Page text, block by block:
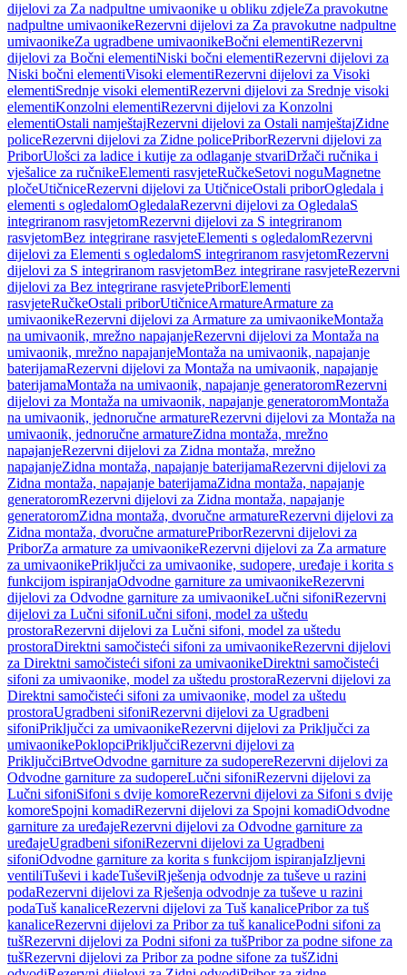
dijelovi za Za nadpultne umivaonike u obliku zdjeleZa pravokutne
nadpultne umivaonikeRezervni dijelovi za Za pravokutne nadpultne
umivaonikeZa ugradbene umivaonikeBočni elementiRezervni
dijelovi za Bočni elementiNiski bočni elementiRezervni dijelovi za
Niski bočni elementiVisoki elementiRezervni dijelovi za Visoki
elementiSrednje visoki elementiRezervni dijelovi za Srednje visoki
elementiKonzolni elementiRezervni dijelovi za Konzolni
elementiOstali namještajRezervni dijelovi za Ostali namještajZidne
policeRezervni dijelovi za Zidne policePriborRezervni dijelovi za
PriborUlošci za ladice i kutije za odlaganje stvariDržači ručnika i
vješalice za ručnikeElementi rasvjeteRučkeSetovi noguMagnetne
pločeUtičniceRezervni dijelovi za UtičniceOstali priborOgledala i
elementi s ogledalomOgledalaRezervni dijelovi za OgledalaS
integriranom rasvjetomRezervni dijelovi za S integriranom
rasvjetomBez integrirane rasvjeteElementi s ogledalomRezervni
dijelovi za Elementi s ogledalomS integriranom rasvjetomRezervni
dijelovi za S integriranom rasvjetomBez integrirane rasvjeteRezervni
dijelovi za Bez integrirane rasvjetePriborElementi
rasvjeteRučkeOstali priborUtičniceArmatureArmature za
umivaonikeRezervni dijelovi za Armature za umivaonikeMontaža
na umivaonik, mrežno napajanjeRezervni dijelovi za Montaža na
umivaonik, mrežno napajanjeMontaža na umivaonik, napajanje
baterijamaRezervni dijelovi za Montaža na umivaonik, napajanje
baterijamaMontaža na umivaonik, napajanje generatoromRezervni
dijelovi za Montaža na umivaonik, napajanje generatoromMontaža
na umivaonik, jednoručne armatureRezervni dijelovi za Montaža na
umivaonik, jednoručne armatureZidna montaža, mrežno
napajanjeRezervni dijelovi za Zidna montaža, mrežno
napajanjeZidna montaža, napajanje baterijamaRezervni dijelovi za
Zidna montaža, napajanje baterijamaZidna montaža, napajanje
generatoromRezervni dijelovi za Zidna montaža, napajanje
generatoromZidna montaža, dvoručne armatureRezervni dijelovi za
Zidna montaža, dvoručne armaturePriborRezervni dijelovi za
PriborZa armature za umivaonikeRezervni dijelovi za Za armature
za umivaonikePriključci za umivaonike, sudopere, uređaje i korita s
funkcijom ispiranjaOdvodne garniture za umivaonikeRezervni
dijelovi za Odvodne garniture za umivaonikeLučni sifoniRezervni
dijelovi za Lučni sifoniLučni sifoni, model za uštedu
prostoraRezervni dijelovi za Lučni sifoni, model za uštedu
prostoraDirektni samočisteći sifoni za umivaonikeRezervni dijelovi
za Direktni samočisteći sifoni za umivaonikeDirektni samočisteći
sifoni za umivaonike, model za uštedu prostoraRezervni dijelovi za
Direktni samočisteći sifoni za umivaonike, model za uštedu
prostoraUgradbeni sifoniRezervni dijelovi za Ugradbeni
sifoniPriključci za umivaonikeRezervni dijelovi za Priključci za
umivaonikePoklopciPriključciRezervni dijelovi za
PriključciBrtveOdvodne garniture za sudopereRezervni dijelovi za
Odvodne garniture za sudopereLučni sifoniRezervni dijelovi za
Lučni sifoniSifoni s dvije komoreRezervni dijelovi za Sifoni s dvije
komoreSpojni komadiRezervni dijelovi za Spojni komadiOdvodne
garniture za uređajeRezervni dijelovi za Odvodne garniture za
uređajeUgradbeni sifoniRezervni dijelovi za Ugradbeni
sifoniOdvodne garniture za korita s funkcijom ispiranjaIzljevni
ventiliTuševi i kadeTuševiRješenja odvodnje za tuševe u razini
podaRezervni dijelovi za Rješenja odvodnje za tuševe u razini
podaTuš kanaliceRezervni dijelovi za Tuš kanalicePribor za tuš
kanaliceRezervni dijelovi za Pribor za tuš kanalicePodni sifoni za
tušRezervni dijelovi za Podni sifoni za tušPribor za podne sifone za
tušRezervni dijelovi za Pribor za podne sifone za tušZidni